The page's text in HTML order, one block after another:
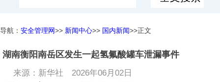
导航： 安全管理网>> 新闻中心>> 国内新闻>>正文
湖南衡阳南岳区发生一起氢氟酸罐车泄漏事件
来源：新华社 2026年06月02日